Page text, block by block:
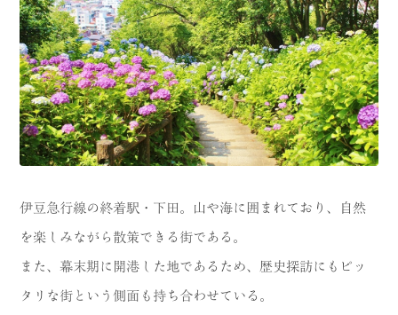
海 岬
温泉 花
池・滝・川 山・公園・棚田
町並み 観光施設
人 洞窟・島
体験 宿
伊豆急行線の終着駅・下田。山や海に囲まれており、自然
を楽しみながら散策できる街である。
また、幕末期に開港した地であるため、歴史探訪にもピッ
タリな街という側面も持ち合わせている。